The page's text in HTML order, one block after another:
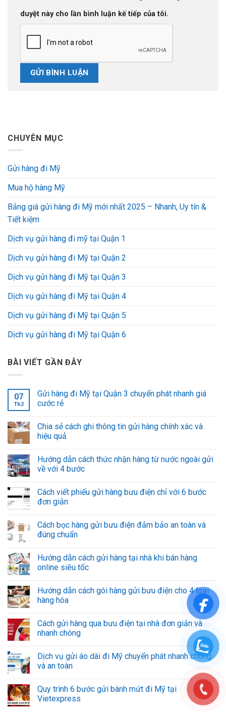
duyệt này cho lần bình luận kế tiếp của tôi.
CHUYÊN MỤC
Gửi hàng đi Mỹ
Mua hộ hàng Mỹ
Bảng giá gửi hàng đi Mỹ mới nhất 2025 – Nhanh, Uy tín &
Tiết kiệm
Dịch vụ gửi hàng đi mỹ tại Quận 1
Dịch vụ gửi hàng đi Mỹ tại Quận 2
Dịch vụ gửi hàng đi Mỹ tại Quận 3
Dịch vụ gửi hàng đi Mỹ tại Quận 4
Dịch vụ gửi hàng đi Mỹ tại Quận 5
Dịch vụ gửi hàng đi Mỹ tại Quận 6
BÀI VIẾT GẦN ĐÂY
07
Th2
Gửi hàng đi Mỹ tại Quận 3 chuyển phát nhanh giá
cước rẻ
Chia sẻ cách ghi thông tin gửi hàng chính xác và
hiệu quả
Hướng dẫn cách thức nhận hàng từ nước ngoài gửi
về với 4 bước
Cách viết phiếu gửi hàng bưu điện chỉ với 6 bước
đơn giản
Cách bọc hàng gửi bưu điện đảm bảo an toàn và
đúng chuẩn
Hướng dẫn cách gửi hàng tại nhà khi bán hàng
online siêu tốc
Hướng dẫn cách gói hàng gửi bưu điện cho 4 loại
hàng hóa
Cách gửi hàng qua bưu điện tại nhà đơn giản và
nhanh chóng
Dịch vụ gửi áo dài đi Mỹ chuyển phát nhanh chóng
và an toàn
Quy trình 6 bước gửi bánh mứt đi Mỹ tại
Vietexpress